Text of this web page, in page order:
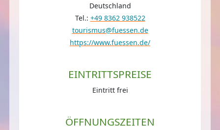
Deutschland
Tel.: +49 8362 938522
tourismus@fuessen.de
https://www.fuessen.de/
EINTRITTSPREISE
Eintritt frei
ÖFFNUNGSZEITEN